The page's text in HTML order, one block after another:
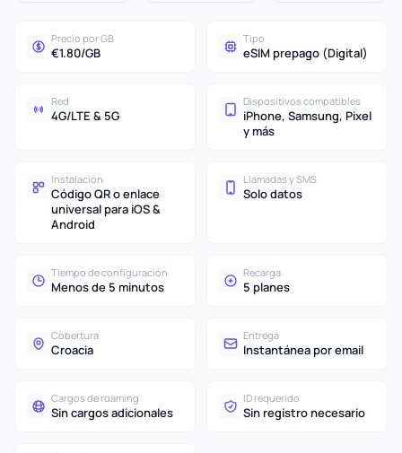
Precio por GB
€1.80/GB
Tipo
eSIM prepago (Digital)
Red
4G/LTE & 5G
Dispositivos compatibles
iPhone, Samsung, Pixel
y más
Instalación
Código QR o enlace
universal para iOS &
Android
Llamadas y SMS
Solo datos
Tiempo de configuración
Menos de 5 minutos
Recarga
5 planes
Cobertura
Croacia
Entrega
Instantánea por email
Cargos de roaming
Sin cargos adicionales
ID requerido
Sin registro necesario